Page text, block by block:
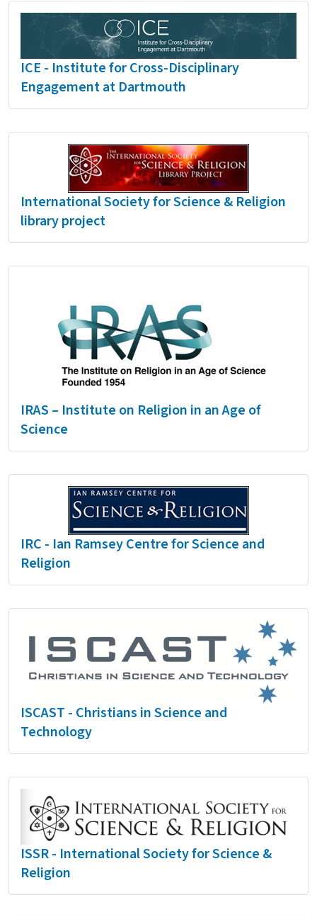
ICE - Institute for Cross-Disciplinary
Engagement at Dartmouth
International Society for Science & Religion
library project
IRAS – Institute on Religion in an Age of
Science
IRC - Ian Ramsey Centre for Science and
Religion
ISCAST - Christians in Science and
Technology
ISSR - International Society for Science &
Religion